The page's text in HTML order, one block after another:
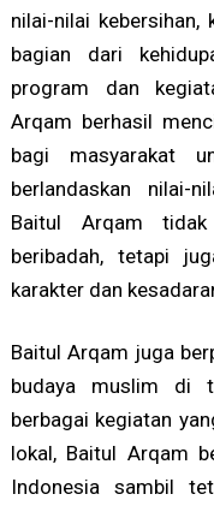
nilai-nilai kebersihan,
bagian dari
program dan
Arqam berhasil
bagi masyarakat
berlandaskan nilai-
Baitul Arqam
beribadah, tetapi
karakter dan
Baitul Arqam juga
budaya muslim di
berbagai kegiatan
lokal, Baitul Arqam
Indonesia sambil